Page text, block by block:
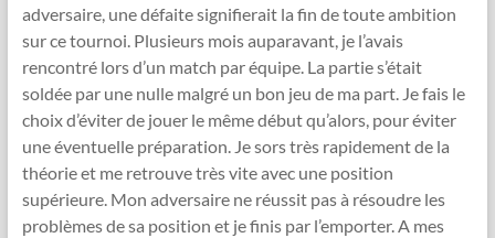
adversaire, une défaite signifierait la fin de toute ambition
sur ce tournoi. Plusieurs mois auparavant, je l’avais
rencontré lors d’un match par équipe. La partie s’était
soldée par une nulle malgré un bon jeu de ma part. Je fais le
choix d’éviter de jouer le même début qu’alors, pour éviter
une éventuelle préparation. Je sors très rapidement de la
théorie et me retrouve très vite avec une position
supérieure. Mon adversaire ne réussit pas à résoudre les
problèmes de sa position et je finis par l’emporter. A mes